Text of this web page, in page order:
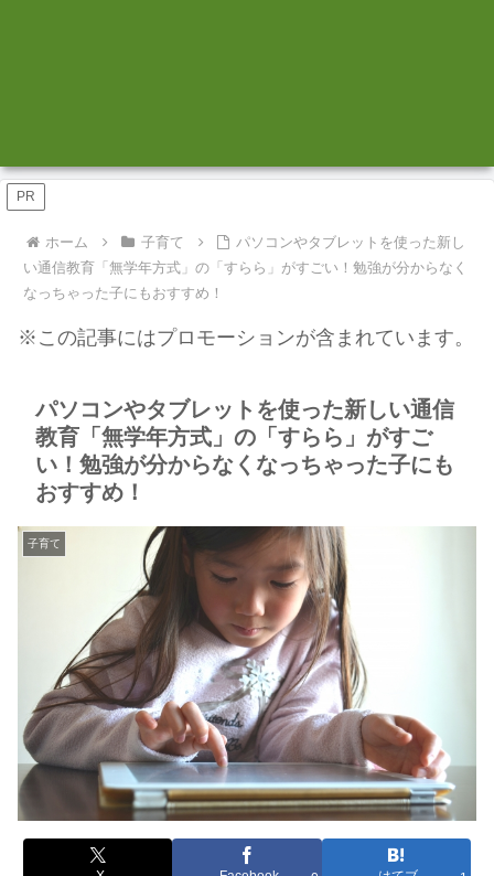
PR
ホーム 子育て
パソコンやタブレットを使った新し
い通信教育「無学年方式」の「すらら」がすごい！勉強が分からなく
なっちゃった子にもおすすめ！
※この記事にはプロモーションが含まれています。
パソコンやタブレットを使った新しい通信
教育「無学年方式」の「すらら」がすご
い！勉強が分からなくなっちゃった子にも
おすすめ！
子育て